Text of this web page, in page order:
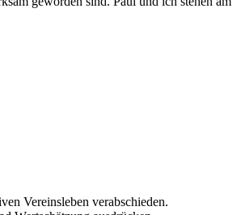
Vereinsleben verabschieden.